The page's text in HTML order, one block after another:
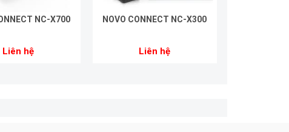
NC-X700
Liên hệ
NOVO CONNECT NC-X300
Liên hệ